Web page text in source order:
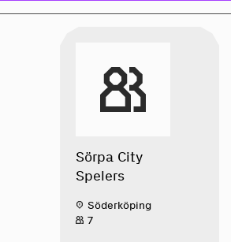
Sörpa City
Spelers
Söderköping
7